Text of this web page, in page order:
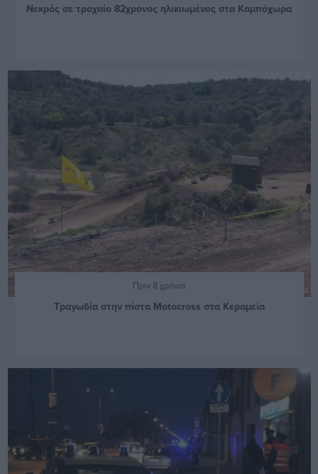
Νεκρός σε τροχαίο 82χρονος ηλικιωμένος στα Καμπόχωρα
Πριν 8 χρόνια
Τραγωδία στην πίστα Motocross στα Κεραμεία